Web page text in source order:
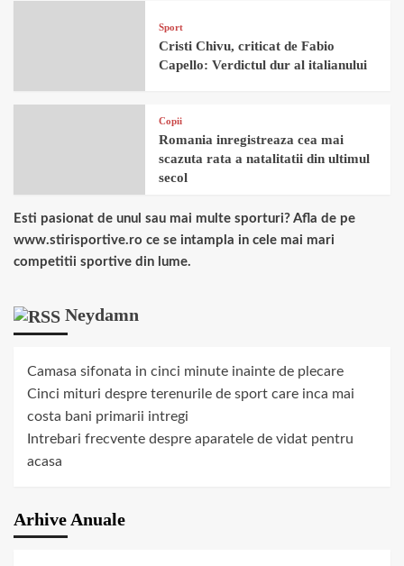
Sport
Cristi Chivu, criticat de Fabio
Capello: Verdictul dur al italianului
Copii
Romania inregistreaza cea mai
scazuta rata a natalitatii din ultimul
secol
Esti pasionat de unul sau mai multe sporturi? Afla de pe
www.stirisportive.ro ce se intampla in cele mai mari
competitii sportive din lume.
Neydamn
Camasa sifonata in cinci minute inainte de plecare
Cinci mituri despre terenurile de sport care inca mai
costa bani primarii intregi
Intrebari frecvente despre aparatele de vidat pentru
acasa
Arhive Anuale